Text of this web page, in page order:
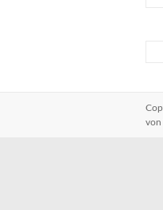
von